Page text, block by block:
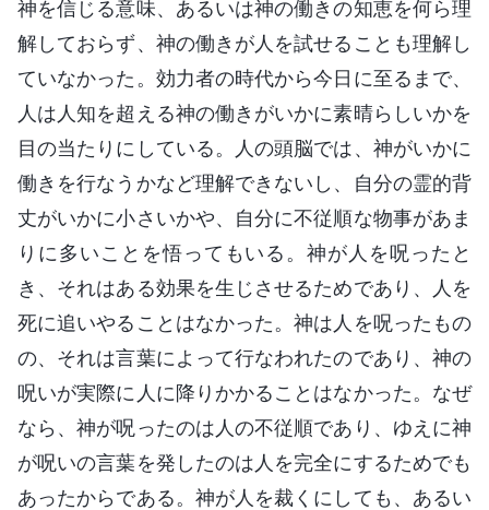
神を信じる意味、あるいは神の働きの知恵を何ら理
解しておらず、神の働きが人を試せることも理解し
ていなかった。効力者の時代から今日に至るまで、
人は人知を超える神の働きがいかに素晴らしいかを
目の当たりにしている。人の頭脳では、神がいかに
働きを行なうかなど理解できないし、自分の霊的背
丈がいかに小さいかや、自分に不従順な物事があま
りに多いことを悟ってもいる。神が人を呪ったと
き、それはある効果を生じさせるためであり、人を
死に追いやることはなかった。神は人を呪ったもの
の、それは言葉によって行なわれたのであり、神の
呪いが実際に人に降りかかることはなかった。なぜ
なら、神が呪ったのは人の不従順であり、ゆえに神
が呪いの言葉を発したのは人を完全にするためでも
あったからである。神が人を裁くにしても、あるい